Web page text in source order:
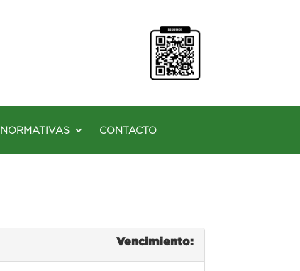
NORMATIVAS CONTACTO
Vencimiento: